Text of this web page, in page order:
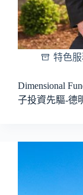
特色
Dimensional
子投資先驅-德